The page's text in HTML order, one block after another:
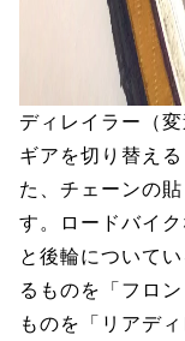
ディレイラー（
ギアを切り替え
た、チェーンの
す。ロードバイ
と後輪について
るものを「フロ
ものを「リアデ